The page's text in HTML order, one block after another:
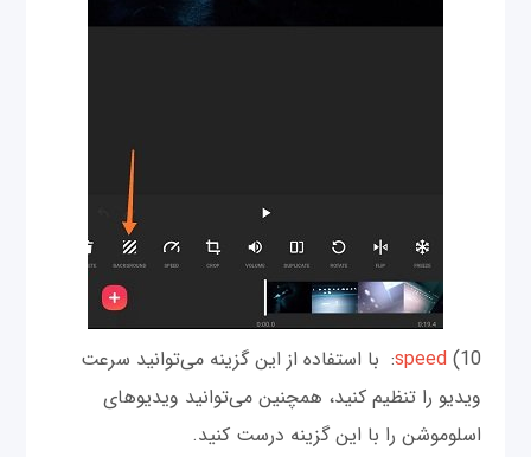
10)
speed: با استفاده از این گزینه می‌توانید سرعت
ویدیو را تنظیم کنید، همچنین می‌توانید ویدیوهای
اسلوموشن را با این گزینه درست کنید.